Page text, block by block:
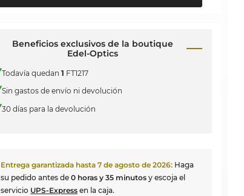
Beneficios exclusivos de la boutique
Edel-Optics
Todavía quedan1 FT1217
Sin gastos de envío ni devolución
30 días para la devolución
Entrega garantizada hasta7 de agosto de 2026: Haga
su pedido antes de0 horas y 35 minutos y escoja el
servicio UPS-Express en la caja.